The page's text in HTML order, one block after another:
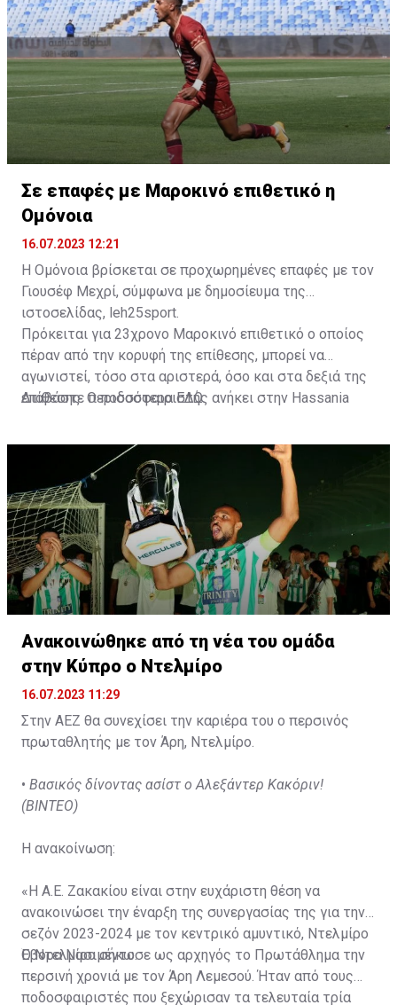
της ομάδας.
Σε επαφές με Μαροκινό επιθετικό η
Ομόνοια
16.07.2023 12:21
Η Ομόνοια βρίσκεται σε προχωρημένες επαφές με τον
Γιουσέφ Μεχρί, σύμφωνα με δημοσίευμα της
ιστοσελίδας, leh25sport.
Πρόκειται για 23χρονο Μαροκινό επιθετικό ο οποίος
πέραν από την κορυφή της επίθεσης, μπορεί να
αγωνιστεί, τόσο στα αριστερά, όσο και στα δεξιά της
επίθεσης. Ο ποδοσφαιριστής ανήκει στην Hassania
2026.
Διαβάστε περισσότεραΕΔΩ.
Ανακοινώθηκε από τη νέα του ομάδα
στην Κύπρο ο Ντελμίρο
16.07.2023 11:29
Στην ΑΕΖ θα συνεχίσει την καριέρα του ο περσινός
πρωταθλητής με τον Άρη, Ντελμίρο.
• Βασικός δίνοντας ασίστ ο Αλεξάντερ Κακόριν!
(ΒΙΝΤΕΟ)
Η ανακοίνωση:
«Η Α.Ε. Ζακακίου είναι στην ευχάριστη θέση να
ανακοινώσει την έναρξη της συνεργασίας της για την
σεζόν 2023-2024 με τον κεντρικό αμυντικό, Ντελμίρο
Έβορα Νασιμέντο.
Ο Ντελμίρο σήκωσε ως αρχηγός το Πρωτάθλημα την
περσινή χρονιά με τον Άρη Λεμεσού. Ήταν από τους
ποδοσφαιριστές που ξεχώρισαν τα τελευταία τρία